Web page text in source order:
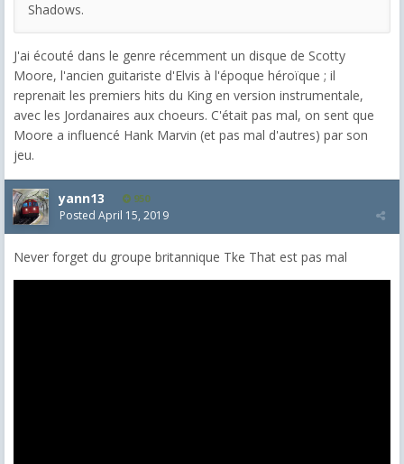
Shadows.
J'ai écouté dans le genre récemment un disque de Scotty
Moore, l'ancien guitariste d'Elvis à l'époque héroïque ; il
reprenait les premiers hits du King en version instrumentale,
avec les Jordanaires aux choeurs. C'était pas mal, on sent que
Moore a influencé Hank Marvin (et pas mal d'autres) par son
jeu.
yann13 950
Posted April 15, 2019
Never forget du groupe britannique Tke That est pas mal